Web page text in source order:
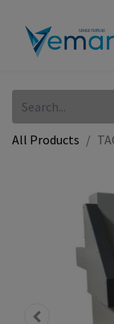
All Products